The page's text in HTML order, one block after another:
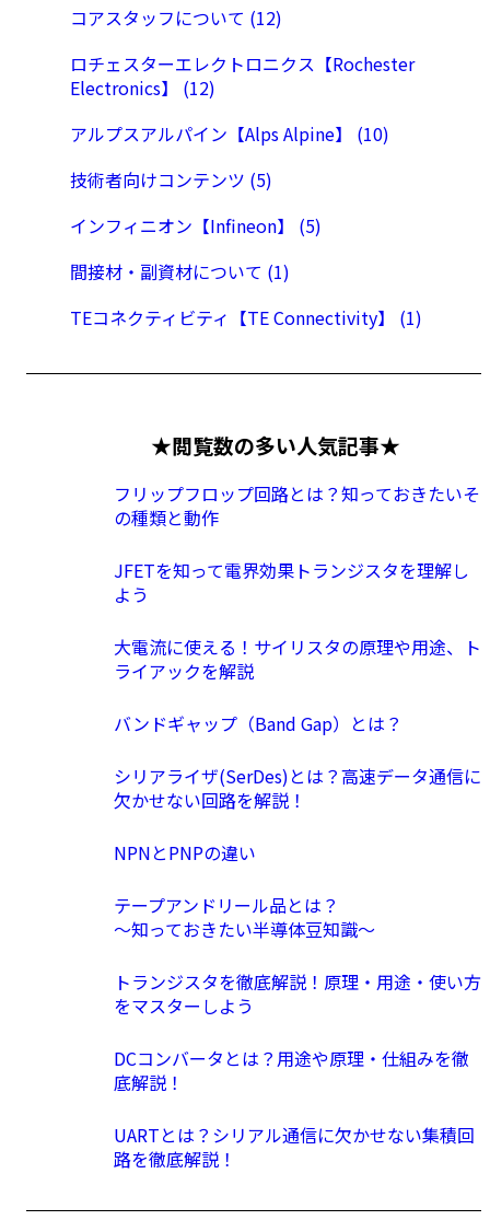
コアスタッフについて (12)
ロチェスターエレクトロニクス【Rochester
Electronics】 (12)
アルプスアルパイン【Alps Alpine】 (10)
技術者向けコンテンツ (5)
インフィニオン【Infineon】 (5)
間接材・副資材について (1)
TEコネクティビティ【TE Connectivity】 (1)
★閲覧数の多い人気記事★
フリップフロップ回路とは？知っておきたいそ
の種類と動作
JFETを知って電界効果トランジスタを理解し
よう
大電流に使える！サイリスタの原理や用途、ト
ライアックを解説
バンドギャップ（Band Gap）とは？
シリアライザ(SerDes)とは？高速データ通信に
欠かせない回路を解説！
NPNとPNPの違い
テープアンドリール品とは？
〜知っておきたい半導体豆知識〜
トランジスタを徹底解説！原理・用途・使い方
をマスターしよう
DCコンバータとは？用途や原理・仕組みを徹
底解説！
UARTとは？シリアル通信に欠かせない集積回
路を徹底解説！